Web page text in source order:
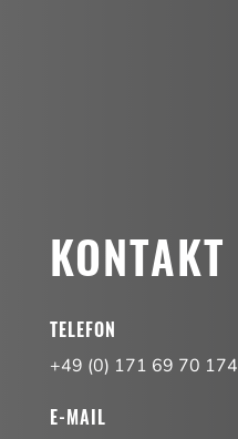
KONTAKT
TELEFON
+49 (0) 171 69 70 174
E-MAIL